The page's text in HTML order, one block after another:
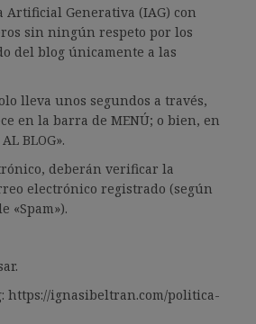
Generativa (IAG) con
sin ningún respeto por los
del blog únicamente a las
lleva unos segundos a través,
en la barra de MENÚ; o bien, en
BLOG».
deberán verificar la
electrónico registrado (según
«Spam»).
https://ignasibeltran.com/politica-